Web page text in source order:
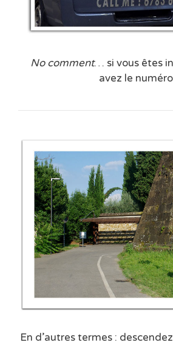
No comment… si vous êtes
avez le numéro
En d’autres termes :